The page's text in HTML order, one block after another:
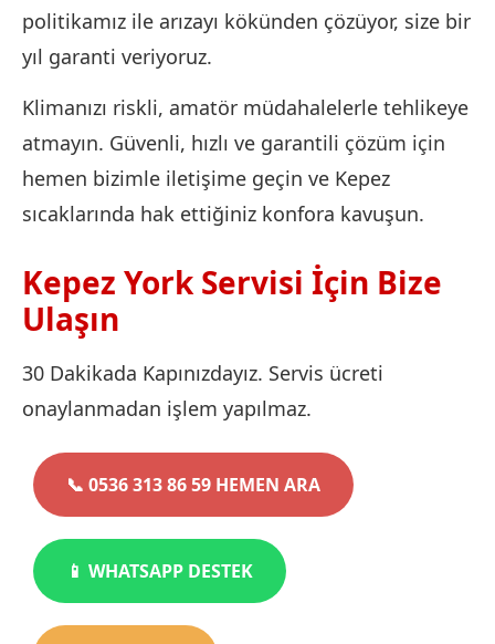
politikamız ile arızayı kökünden çözüyor, size bir
yıl garanti veriyoruz.
Klimanızı riskli, amatör müdahalelerle tehlikeye
atmayın. Güvenli, hızlı ve garantili çözüm için
hemen bizimle iletişime geçin ve Kepez
sıcaklarında hak ettiğiniz konfora kavuşun.
Kepez York Servisi İçin Bize
Ulaşın
30 Dakikada Kapınızdayız. Servis ücreti
onaylanmadan işlem yapılmaz.
📞 0536 313 86 59 HEMEN ARA
📱 WHATSAPP DESTEK